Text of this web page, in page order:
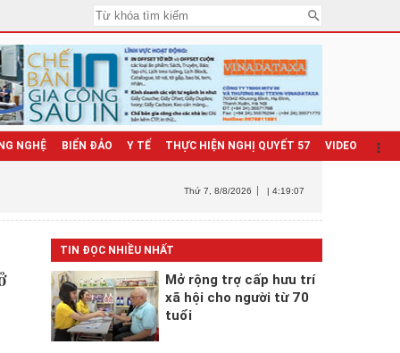
NGHỆ BIỂN ĐẢO Y TẾ THỰC HIỆN NGHỊ QUYẾT 57 VIDEO
Thứ 7 , 8/8/2026 | 4:19:09
TIN ĐỌC NHIỀU NHẤT
Mở rộng trợ cấp hưu trí
xã hội cho người từ 70
tuổi